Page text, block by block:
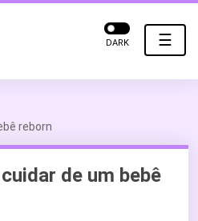
☰
DARK
reborn
de um bebê